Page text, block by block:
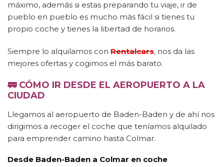
máximo, además si estas preparando tu viaje, ir de
pueblo en pueblo es mucho más fácil si tienes tu
propio coche y tienes la libertad de horarios.
Siempre lo alquilamos con Rentalcars, nos da las
mejores ofertas y cogimos el más barato.
🚃CÓMO IR DESDE EL AEROPUERTO A LA
CIUDAD
Llegamos al aeropuerto de Baden-Baden y de ahí nos
dirigimos a recoger el coche que teníamos alquilado
para emprender camino hasta Colmar.
Desde Baden-Baden a Colmar en coche